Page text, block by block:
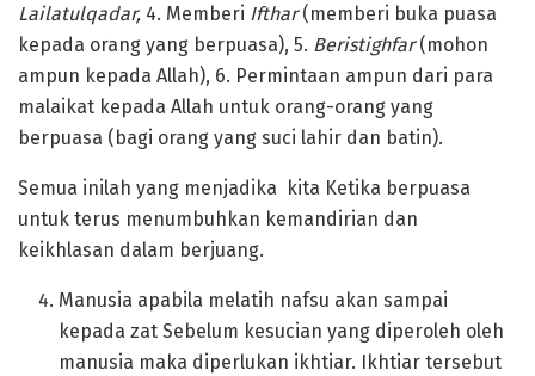
Lailatulqadar, 4. Memberi Ifthar(memberi buka puasa
kepada orang yang berpuasa), 5. Beristighfar(mohon
ampun kepada Allah), 6. Permintaan ampun dari para
malaikat kepada Allah untuk orang-orang yang
berpuasa (bagi orang yang suci lahir dan batin).
Semua inilah yang menjadika kita Ketika berpuasa
untuk terus menumbuhkan kemandirian dan
keikhlasan dalam berjuang.
Manusia apabila melatih nafsu akan sampai
kepada zat Sebelum kesucian yang diperoleh oleh
manusia maka diperlukan ikhtiar. Ikhtiar tersebut